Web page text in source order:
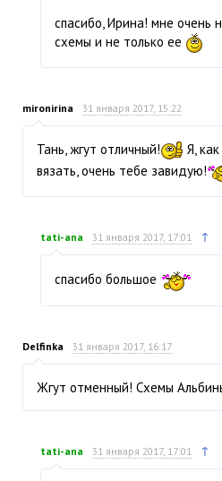
спасибо, Ирина! мне очень
схемы и не только ее
mironirina 31 января 2017, 15:22
Тань, жгут отличный!
Я,
вязать, очень тебе завидую!
tati-ana 31 января 2017, 17:01 ↑
спасибо большое
Delfinka 31 января 2017, 16:17
Жгут отменный! Схемы
tati-ana 31 января 2017, 17:01 ↑